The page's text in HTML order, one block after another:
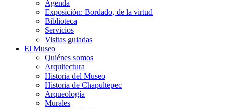
Agenda
Exposición: Bordado, de la virtud
Biblioteca
Servicios
Visitas guiadas
El Museo
Quiénes somos
Arquitectura
Historia del Museo
Historia de Chapultepec
Arqueología
Murales